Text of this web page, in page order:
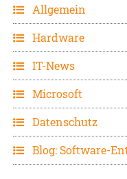
Allgemein
Hardware
IT-News
Microsoft
Datenschutz
Blog: Software-